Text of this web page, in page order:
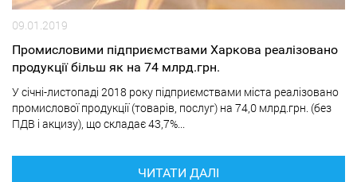
09.01.2019
Промисловими підприємствами Харкова реалізовано
продукції більш як на 74 млрд.грн.
У січні-листопаді 2018 року підприємствами міста реалізовано
промислової продукції (товарів, послуг) на 74,0 млрд.грн. (без
ПДВ і акцизу), що складає 43,7%...
ЧИТАТИ ДАЛІ